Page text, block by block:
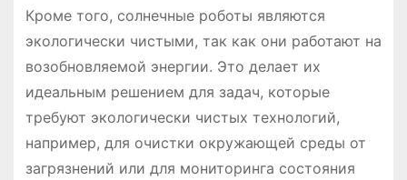
Кроме того, солнечные роботы являются
экологически чистыми, так как они работают на
возобновляемой энергии. Это делает их
идеальным решением для задач, которые
требуют экологически чистых технологий,
например, для очистки окружающей среды от
загрязнений или для мониторинга состояния